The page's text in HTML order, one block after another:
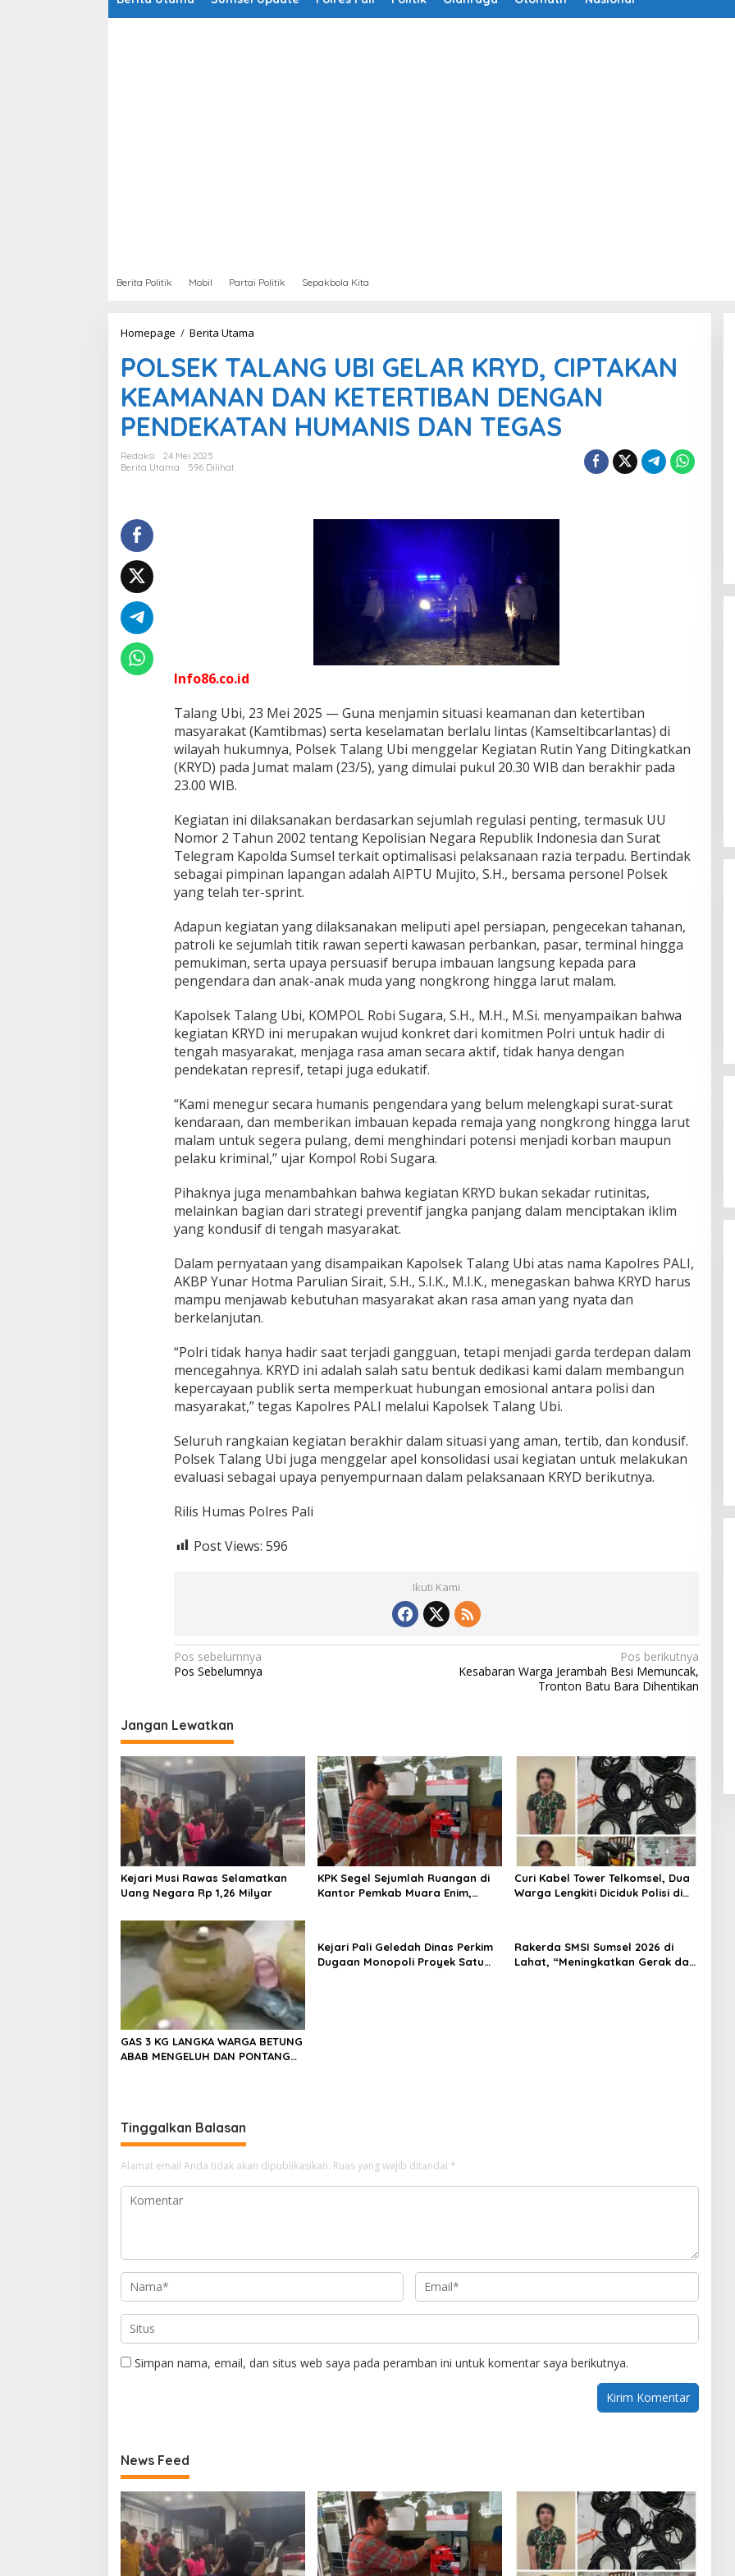
Berita Politik Mobil Partai Politik Sepakbola Kita
Homepage / Berita Utama
S
E
K
T
A
I
P
T
A
K
K
E
A
M
A
N
N
D
A
N
K
T
E
R
T
I
A
N
D
E
N
A
N
P
E
D
E
K
A
T
N
H
U
M
A
I
S
D
A
T
G
POLSEK TALANG UBI GELAR KRYD, CIPTAKAN
KEAMANAN DAN KETERTIBAN DENGAN
PENDEKATAN HUMANIS DAN TEGAS
Redaksi
24 Mei 2025
Berita Utama
596 Dilihat
Info86.co.id
Talang Ubi, 23 Mei 2025 — Guna menjamin situasi keamanan dan ketertiban
masyarakat (Kamtibmas) serta keselamatan berlalu lintas (Kamseltibcarlantas) di
wilayah hukumnya, Polsek Talang Ubi menggelar Kegiatan Rutin Yang Ditingkatkan
(KRYD) pada Jumat malam (23/5), yang dimulai pukul 20.30 WIB dan berakhir pada
23.00 WIB.
Kegiatan ini dilaksanakan berdasarkan sejumlah regulasi penting, termasuk UU
Nomor 2 Tahun 2002 tentang Kepolisian Negara Republik Indonesia dan Surat
Telegram Kapolda Sumsel terkait optimalisasi pelaksanaan razia terpadu. Bertindak
sebagai pimpinan lapangan adalah AIPTU Mujito, S.H., bersama personel Polsek
yang telah ter-sprint.
Adapun kegiatan yang dilaksanakan meliputi apel persiapan, pengecekan tahanan,
patroli ke sejumlah titik rawan seperti kawasan perbankan, pasar, terminal hingga
pemukiman, serta upaya persuasif berupa imbauan langsung kepada para
pengendara dan anak-anak muda yang nongkrong hingga larut malam.
Kapolsek Talang Ubi, KOMPOL Robi Sugara, S.H., M.H., M.Si. menyampaikan bahwa
kegiatan KRYD ini merupakan wujud konkret dari komitmen Polri untuk hadir di
tengah masyarakat, menjaga rasa aman secara aktif, tidak hanya dengan
pendekatan represif, tetapi juga edukatif.
“Kami menegur secara humanis pengendara yang belum melengkapi surat-surat
kendaraan, dan memberikan imbauan kepada remaja yang nongkrong hingga larut
malam untuk segera pulang, demi menghindari potensi menjadi korban maupun
pelaku kriminal,” ujar Kompol Robi Sugara.
Pihaknya juga menambahkan bahwa kegiatan KRYD bukan sekadar rutinitas,
melainkan bagian dari strategi preventif jangka panjang dalam menciptakan iklim
yang kondusif di tengah masyarakat.
Dalam pernyataan yang disampaikan Kapolsek Talang Ubi atas nama Kapolres PALI,
AKBP Yunar Hotma Parulian Sirait, S.H., S.I.K., M.I.K., menegaskan bahwa KRYD harus
mampu menjawab kebutuhan masyarakat akan rasa aman yang nyata dan
berkelanjutan.
“Polri tidak hanya hadir saat terjadi gangguan, tetapi menjadi garda terdepan dalam
mencegahnya. KRYD ini adalah salah satu bentuk dedikasi kami dalam membangun
kepercayaan publik serta memperkuat hubungan emosional antara polisi dan
masyarakat,” tegas Kapolres PALI melalui Kapolsek Talang Ubi.
Seluruh rangkaian kegiatan berakhir dalam situasi yang aman, tertib, dan kondusif.
Polsek Talang Ubi juga menggelar apel konsolidasi usai kegiatan untuk melakukan
evaluasi sebagai upaya penyempurnaan dalam pelaksanaan KRYD berikutnya.
Rilis Humas Polres Pali
Post Views: 596
Ikuti Kami
N
a
i
g
a
s
i
p
o
s
Pos sebelumnya
Pos Sebelumnya
Pos berikutnya
Kesabaran Warga Jerambah Besi Memuncak,
Tronton Batu Bara Dihentikan
Jangan Lewatkan
Kejari Musi Rawas Selamatkan
Uang Negara Rp 1,26 Milyar
KPK Segel Sejumlah Ruangan di
Kantor Pemkab Muara Enim,
Curi Kabel Tower Telkomsel, Dua
Warga Lengkiti Diciduk Polisi di
GAS 3 KG LANGKA WARGA BETUNG
ABAB MENGELUH DAN PONTANG
Kejari Pali Geledah Dinas Perkim
Dugaan Monopoli Proyek Satu
Rakerda SMSI Sumsel 2026 di
Lahat, “Meningkatkan Gerak dan
Tinggalkan Balasan
Alamat email Anda tidak akan dipublikasikan. Ruas yang wajib ditandai *
Simpan nama, email, dan situs web saya pada peramban ini untuk komentar saya berikutnya.
News Feed
Ini Dia Hubungan Partai Garuda
dengan Gerindra